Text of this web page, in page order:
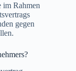
im Rahmen
gegen